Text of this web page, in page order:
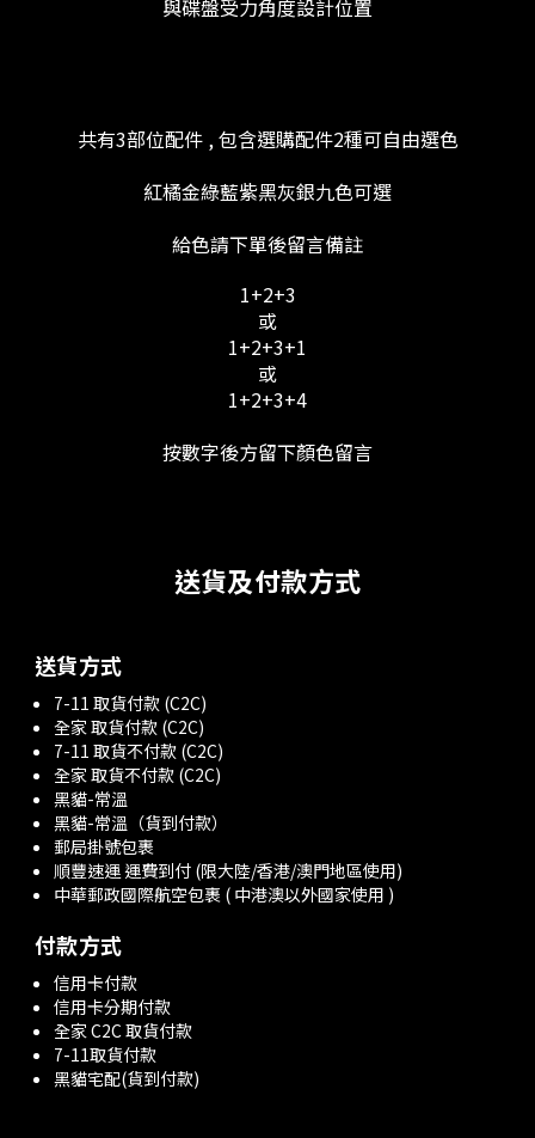
與碟盤受力角度設計位置
共有3部位配件 , 包含選購配件2種可自由選色
紅橘金綠藍紫黑灰銀九色可選
給色請下單後留言備註
1+2+3
或
1+2+3+1
或
1+2+3+4
按數字後方留下顏色留言
送貨及付款方式
送貨方式
7-11 取貨付款 (C2C)
全家 取貨付款 (C2C)
7-11 取貨不付款 (C2C)
全家 取貨不付款 (C2C)
黑貓-常溫
黑貓-常溫（貨到付款）
郵局掛號包裹
順豐速運 運費到付 (限大陸/香港/澳門地區使用)
中華郵政國際航空包裹 ( 中港澳以外國家使用 )
付款方式
信用卡付款
信用卡分期付款
全家 C2C 取貨付款
7-11取貨付款
黑貓宅配(貨到付款)